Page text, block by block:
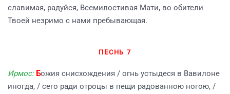
славимая, радуйся, Всемилостивая Мати, во обители
Твоей незримо с нами пребывающая.
ПЕСНЬ 7
Ирмос: Божия снисхождения / огнь устыдеся в Вавилоне
иногда, / сего ради отроцы в пещи радованною ногою, /